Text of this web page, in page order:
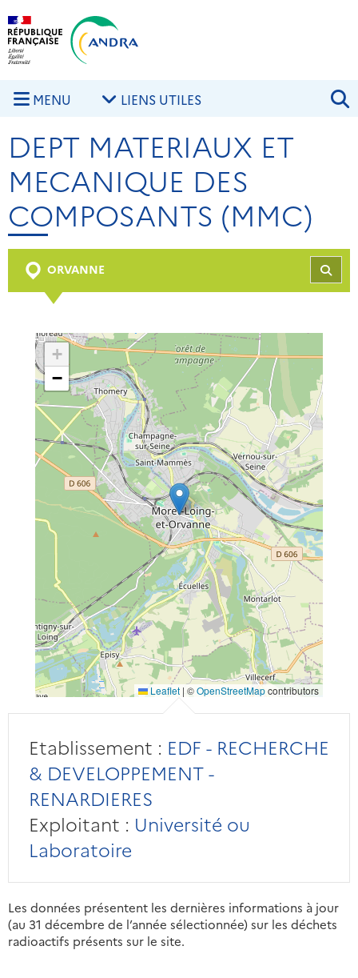
Aller au contenu principal
MENU LIENS UTILES
DEPT MATERIAUX ET
MECANIQUE DES
COMPOSANTS (MMC)
ORVANNE
+
−
Leaflet | ©OpenStreetMapcontributors
Etablissement : EDF - RECHERCHE
& DEVELOPPEMENT -
RENARDIERES
Exploitant : Université ou
Laboratoire
Les données présentent les dernières informations à jour
(au 31 décembre de l’année sélectionnée) sur les déchets
radioactifs présents sur le site.